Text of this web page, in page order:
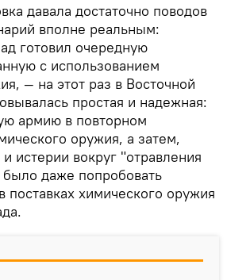
давала достаточно поводов
вполне реальным:
готовил очередную
с использованием
— на этот раз в Восточной
простая и надежная:
армию в повторном
оружия, а затем,
истерии вокруг "отравления
даже попробовать
поставках химического оружия